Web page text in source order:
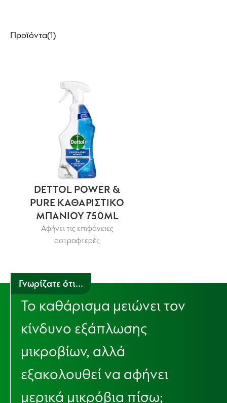
Προϊόντα(1)
DETTOL POWER &
PURE ΚΑΘΑΡΙΣΤΙΚΟ
ΜΠΑΝΙΟΥ 750ML
Αφήνει τις επιφάνειες
αστραφτερές
Γνωρίζατε ότι...
Το καθάρισμα μειώνει τον
κίνδυνο εξάπλωσης
μικροβίων, αλλά
εξακολουθεί να αφήνει
μερικά μικρόβια πίσω;